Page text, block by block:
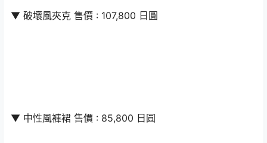
▼ 破壞風夾克 售價 : 107,800 日圓
▼ 中性風褲裙 售價 : 85,800 日圓